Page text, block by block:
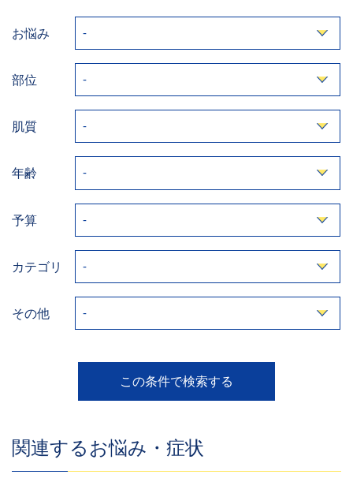
お悩み
部位
肌質
年齢
予算
カテゴリ
その他
関連するお悩み・症状